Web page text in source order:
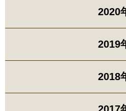
2020
2019
2018